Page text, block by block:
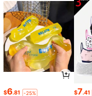
$6.81 -25% $7.41